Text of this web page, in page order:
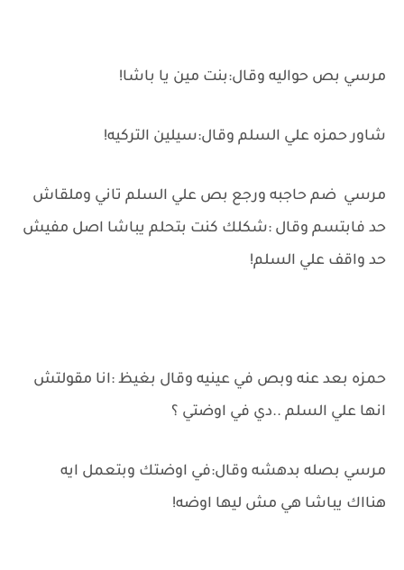
مرسي بص حواليه وقال:بنت مين يا باشا!
شاور حمزه علي السلم وقال:سيلين التركيه!
مرسي ضم حاجبه ورجع بص علي السلم تاني وملقاش
حد فابتسم وقال :شكلك كنت بتحلم يباشا اصل مفيش
حد واقف علي السلم!
حمزه بعد عنه وبص في عينيه وقال بغيظ :انا مقولتش
انها علي السلم ..دي في اوضتي ؟
مرسي بصله بدهشه وقال:في اوضتك وبتعمل ايه
هنااك يباشا هي مش ليها اوضه!